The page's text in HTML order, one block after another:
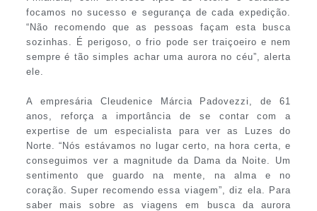
focamos no sucesso e segurança de cada expedição.
“Não recomendo que as pessoas façam esta busca
sozinhas. É perigoso, o frio pode ser traiçoeiro e nem
sempre é tão simples achar uma aurora no céu”, alerta
ele.
A empresária Cleudenice Márcia Padovezzi, de 61
anos, reforça a importância de se contar com a
expertise de um especialista para ver as Luzes do
Norte. “Nós estávamos no lugar certo, na hora certa, e
conseguimos ver a magnitude da Dama da Noite. Um
sentimento que guardo na mente, na alma e no
coração. Super recomendo essa viagem”, diz ela. Para
saber mais sobre as viagens em busca da aurora